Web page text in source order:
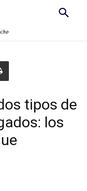
tipos de
los